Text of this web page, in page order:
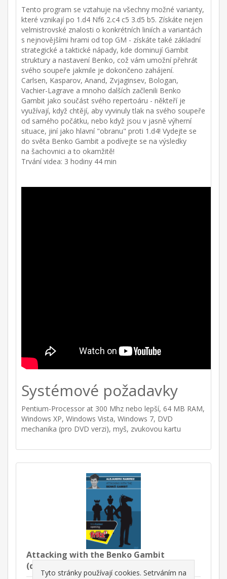
Tento program se vztahuje na všechny možné varianty,
které vznikají po 1.d4 Nf6 2.c4 c5 3.d5 b5. Získáte nejen
velmistrovské znalosti o konkrétních liniích a variantách
s nejnovějšími hrami od top GM - získáte také základní
strategické a taktické nápady, kde dominují Gambit
struktury a nastavení Benko, což vám umožní přehrát
svého soupeře jakmile je dokončeno zahájení.
Carlsen, Kasparov, Anand, Zvjaginsev, Bologan,
Vachier-Lagrave a mnoho dalších začlenili Benko
Gambit jako součást svého repertoáru - někteří je
využívají, když chtějí, aby vyvinuly tlak na svého soupeře
od samého počátku, nebo když jsou v jasně výherní
situace, jiní jako hlavní "obranu" proti 1.d4! Vydejte se
do světa Benko Gambit a podívejte se na výsledky
na šachovnici a to okamžitě!
Trvání videa: 3 hodiny 44 min
Systémové požadavky
Pentium-Processor at 300 Mhz nebo lepší, 64 MB RAM,
Windows XP, Windows Vista, Windows 7, DVD
mechanika (pro DVD verzi), myš, zvukovou kartu
Attacking with the Benko Gambit
(download)
Tyto stránky používají cookies. Setrváním na